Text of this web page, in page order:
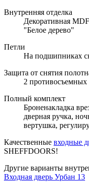
Внутренняя отделка
Декоративная
"Белое дерево"
Петли
На подшипниках
Защита от снятия
2 противосъемных
Полный комплект
Броненакладка
дверная ручка,
вертушка,
Качественные входные
SHEFFDOORS!
Другие варианты
Входная дверь Урбан 13